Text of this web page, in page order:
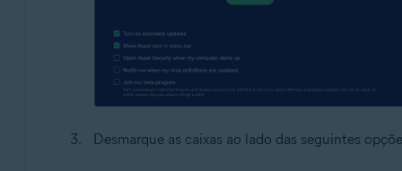
Desmarque as caixas ao lado das seguintes